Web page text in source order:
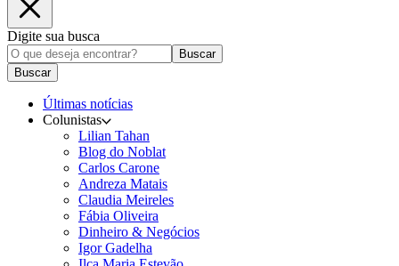
Digite sua busca
Buscar
Buscar
Últimas notícias
Colunistas
Lilian Tahan
Blog do Noblat
Carlos Carone
Andreza Matais
Claudia Meireles
Fábia Oliveira
Dinheiro & Negócios
Igor Gadelha